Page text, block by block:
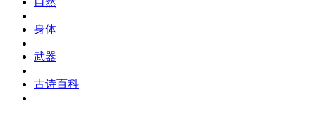
身体
武器
古诗百科